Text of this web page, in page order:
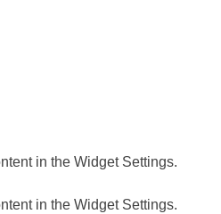
in the Widget Settings.
in the Widget Settings.